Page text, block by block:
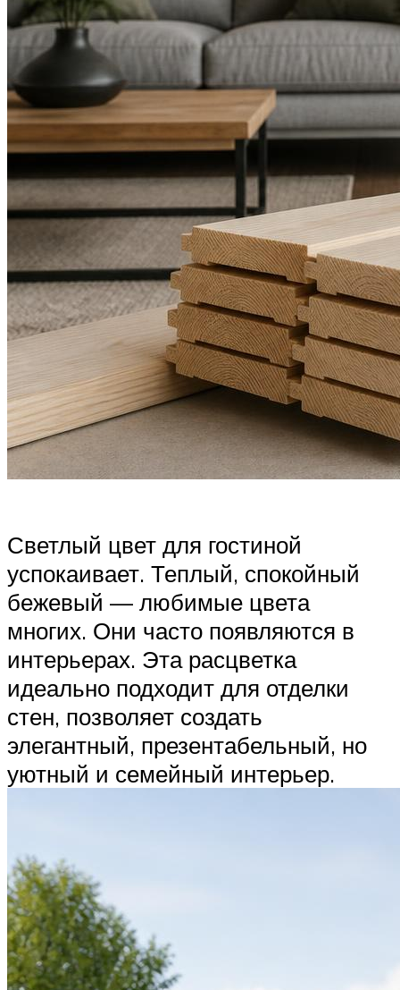
Светлый цвет для гостиной
успокаивает. Теплый, спокойный
бежевый — любимые цвета
многих. Они часто появляются в
интерьерах. Эта расцветка
идеально подходит для отделки
стен, позволяет создать
элегантный, презентабельный, но
уютный и семейный интерьер.